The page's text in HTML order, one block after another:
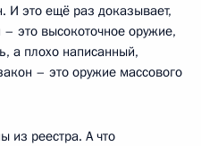
И это ещё раз доказывает,
это высокоточное оружие,
а плохо написанный,
– это оружие массового
из реестра. А что